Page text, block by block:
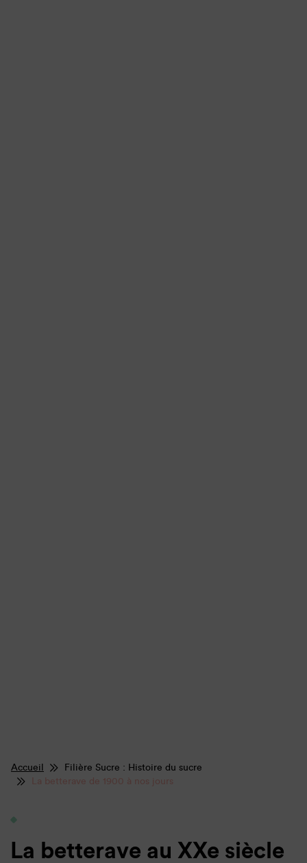
Accueil
Filière Sucre : Histoire du sucre
La betterave de 1900 à nos jours
La betterave au XXe siècle